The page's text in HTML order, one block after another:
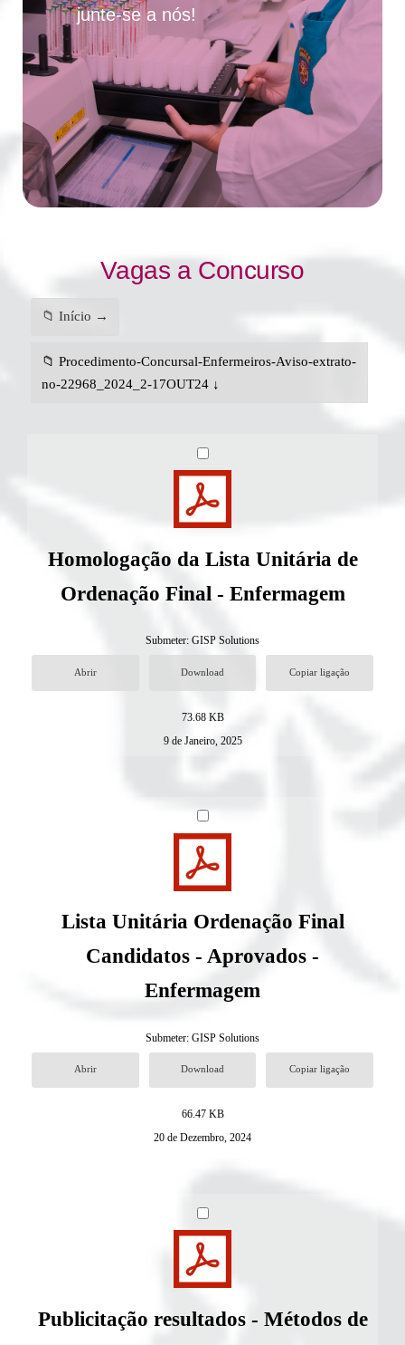
junte-se a nós!
Vagas a Concurso
📁 Início →
📁 Procedimento-Concursal-Enfermeiros-Aviso-extrato-
no-22968_2024_2-17OUT24 ↓
Homologação da Lista Unitária de
Ordenação Final - Enfermagem
Submeter: GISP Solutions
Abrir Download Copiar ligação
73.68 KB
9 de Janeiro, 2025
Lista Unitária Ordenação Final
Candidatos - Aprovados -
Enfermagem
Submeter: GISP Solutions
Abrir Download Copiar ligação
66.47 KB
20 de Dezembro, 2024
Publicitação resultados - Métodos de